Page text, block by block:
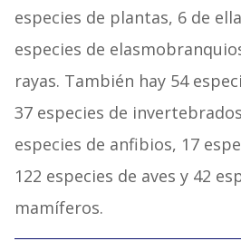
especies de plantas, 6 de
especies de
rayas. También hay 54
37 especies de
especies de anfibios, 17
122 especies de aves y 42
mamíferos.